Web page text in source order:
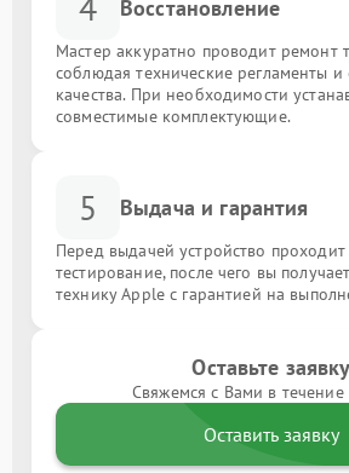
Восстановление
Мастер аккуратно проводит ремонт
соблюдая технические регламенты и
качества. При необходимости
совместимые комплектующие.
5 Выдача и гарантия
Перед выдачей устройство проходит
тестирование, после чего вы
технику Apple с гарантией на
Оставьте заявку
Свяжемся с Вами в
Оставить заявку